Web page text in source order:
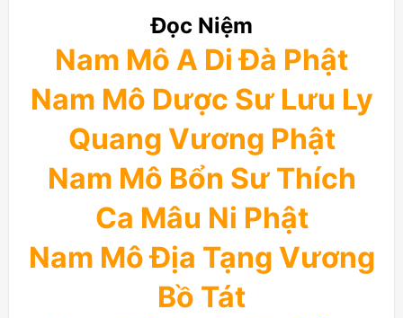
Đọc Niệm
Nam Mô A Di Đà Phật
Nam Mô Dược Sư Lưu Ly
Quang Vương Phật
Nam Mô Bổn Sư Thích
Ca Mâu Ni Phật
Nam Mô Địa Tạng Vương
Bồ Tát